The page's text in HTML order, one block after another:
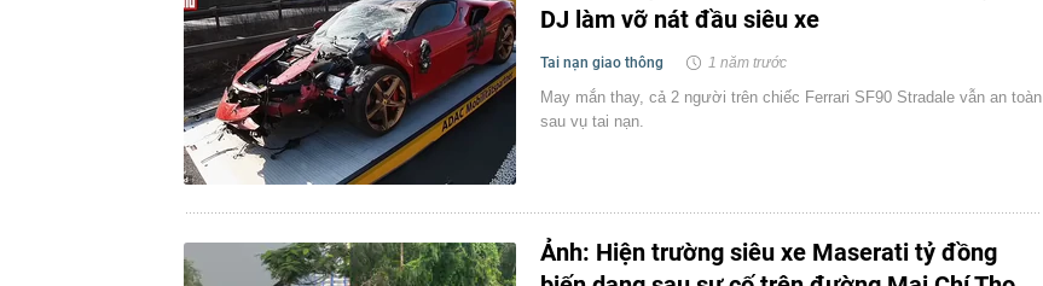
DJ làm vỡ nát đầu siêu xe
Tai nạn giao thông 1 năm trước
May mắn thay, cả 2 người trên chiếc Ferrari SF90 Stradale vẫn an toàn
sau vụ tai nạn.
Ảnh: Hiện trường siêu xe Maserati tỷ đồng